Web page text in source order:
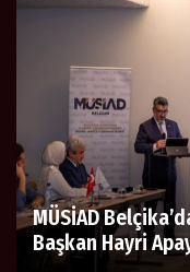
MÜSİAD
Başkan Hayri